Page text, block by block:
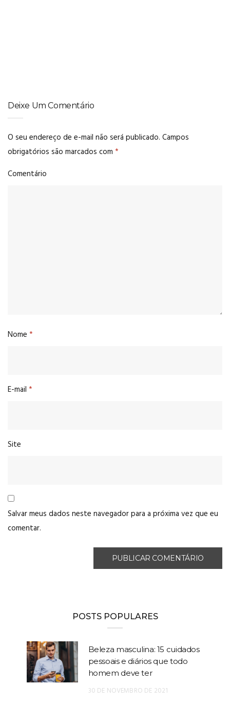
Deixe Um Comentário
O seu endereço de e-mail não será publicado. Campos
obrigatórios são marcados com *
Comentário
Nome *
E-mail *
Site
Salvar meus dados neste navegador para a próxima vez que eu
comentar.
POSTS POPULARES
Beleza masculina: 15 cuidados
pessoais e diários que todo
homem deve ter
30 DE NOVEMBRO DE 2021